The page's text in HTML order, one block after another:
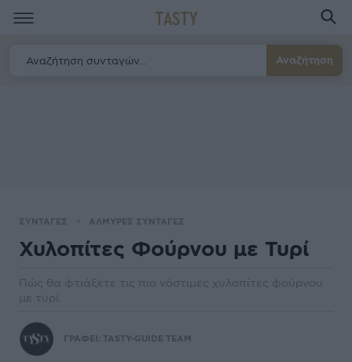
TASTY
Αναζήτηση
ΣΥΝΤΑΓΕΣ ΑΛΜΥΡΕΣ ΣΥΝΤΑΓΕΣ
Χυλοπίτες Φούρνου με Τυρί
Πώς θα φτιάξετε τις πιο νόστιμες χυλοπίτες φούρνου
με τυρί.
ΓΡΑΦΕΙ: TASTY-GUIDE TEAM